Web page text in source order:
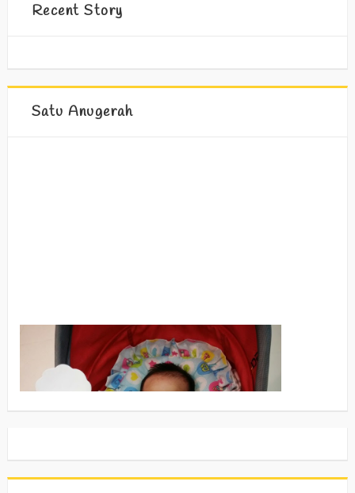
Recent Story
Satu Anugerah